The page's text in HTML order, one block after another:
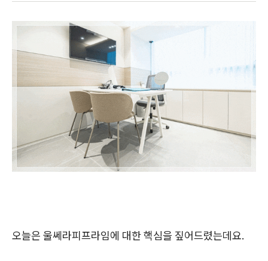
오늘은 울쎄라피프라임에 대한 핵심을 짚어드렸는데요.